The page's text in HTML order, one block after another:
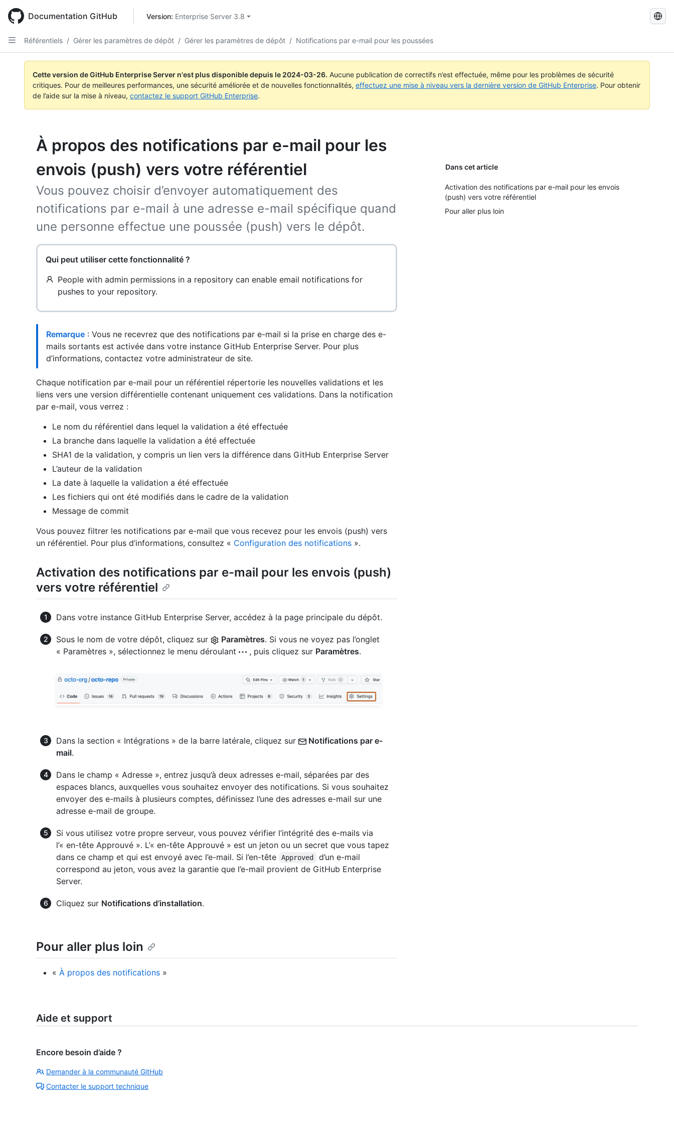
main
content
Documentation GitHub Version: Enterprise Server 3.8
Docs
Référentiels / Gérer les paramètres de dépôt / Gérer les paramètres de dépôt / Notifications par e-mail pour les poussées
Cette version de GitHub Enterprise Server n'est plus disponible depuis le 2024-03-26. Aucune publication de correctifs n’est effectuée, même pour les problèmes de sécurité
critiques. Pour de meilleures performances, une sécurité améliorée et de nouvelles fonctionnalités, effectuez une mise à niveau vers la dernière version de GitHub Enterprise. Pour obtenir
de l’aide sur la mise à niveau, contactez le support GitHub Enterprise.
À propos des notifications par e-mail pour les
envois (push) vers votre référentiel
Vous pouvez choisir d’envoyer automatiquement des
notifications par e-mail à une adresse e-mail spécifique quand
une personne effectue une poussée (push) vers le dépôt.
Qui peut utiliser cette fonctionnalité ?
People with admin permissions in a repository can enable email notifications for
pushes to your repository.
Dans cet article
Activation des notifications par e-mail pour les envois
(push) vers votre référentiel
Pour aller plus loin
Remarque : Vous ne recevrez que des notifications par e-mail si la prise en charge des e-
mails sortants est activée dans votre instance GitHub Enterprise Server. Pour plus
d’informations, contactez votre administrateur de site.
Chaque notification par e-mail pour un référentiel répertorie les nouvelles validations et les
liens vers une version différentielle contenant uniquement ces validations. Dans la notification
par e-mail, vous verrez :
Le nom du référentiel dans lequel la validation a été effectuée
La branche dans laquelle la validation a été effectuée
SHA1 de la validation, y compris un lien vers la différence dans GitHub Enterprise Server
L’auteur de la validation
La date à laquelle la validation a été effectuée
Les fichiers qui ont été modifiés dans le cadre de la validation
Message de commit
Vous pouvez filtrer les notifications par e-mail que vous recevez pour les envois (push) vers
un référentiel. Pour plus d’informations, consultez « Configuration des notifications ».
Activation des notifications par e-mail pour les envois (push)
vers votre référentiel
Dans votre instance GitHub Enterprise Server, accédez à la page principale du dépôt.
Sous le nom de votre dépôt, cliquez sur Paramètres. Si vous ne voyez pas l’onglet
« Paramètres », sélectionnez le menu déroulant
, puis cliquez sur Paramètres.
Dans la section « Intégrations » de la barre latérale, cliquez sur
Notifications par e-
mail.
Dans le champ « Adresse », entrez jusqu’à deux adresses e-mail, séparées par des
espaces blancs, auxquelles vous souhaitez envoyer des notifications. Si vous souhaitez
envoyer des e-mails à plusieurs comptes, définissez l’une des adresses e-mail sur une
adresse e-mail de groupe.
Si vous utilisez votre propre serveur, vous pouvez vérifier l’intégrité des e-mails via
l’« en-tête Approuvé ». L’« en-tête Approuvé » est un jeton ou un secret que vous tapez
dans ce champ et qui est envoyé avec l’e-mail. Si l’en-tête
Approved
d’un e-mail
correspond au jeton, vous avez la garantie que l’e-mail provient de GitHub Enterprise
Server.
Cliquez sur Notifications d’installation.
Pour aller plus loin
« À propos des notifications »
Aide et support
Encore besoin d’aide ?
Demander à la communauté GitHub
Contacter le support technique